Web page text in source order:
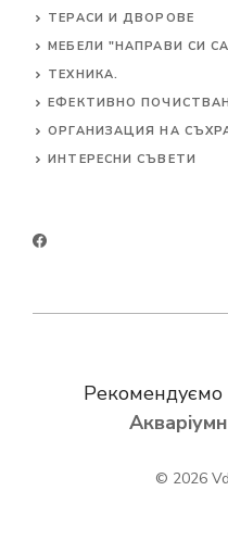
ТЕРАСИ И ДВОРОВЕ
МЕБЕЛИ "НАПРАВИ СИ
ТЕХНИКА.
ЕФЕКТИВНО
ОРГАНИЗАЦИЯ НА
ИНТЕРЕСНИ СЪВЕТИ
Рекомендуємо
© 2026